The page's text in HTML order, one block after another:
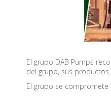
El grupo DAB Pumps
del grupo, sus
El grupo se